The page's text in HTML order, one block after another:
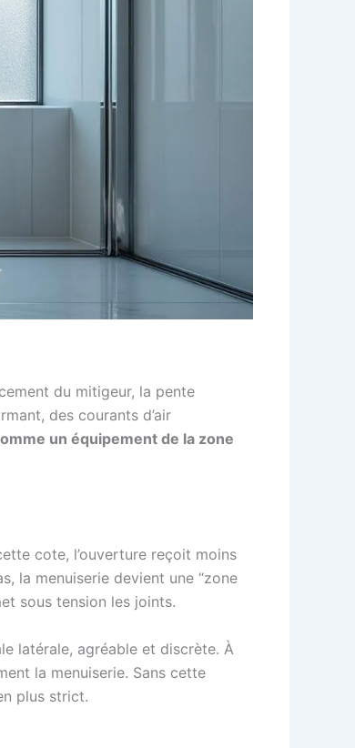
du mitigeur, la pente
des courants d’air
un équipement de la zone
cote, l’ouverture reçoit moins
la menuiserie devient une “zone
sous tension les joints.
latérale, agréable et discrète. À
la menuiserie. Sans cette
plus strict.